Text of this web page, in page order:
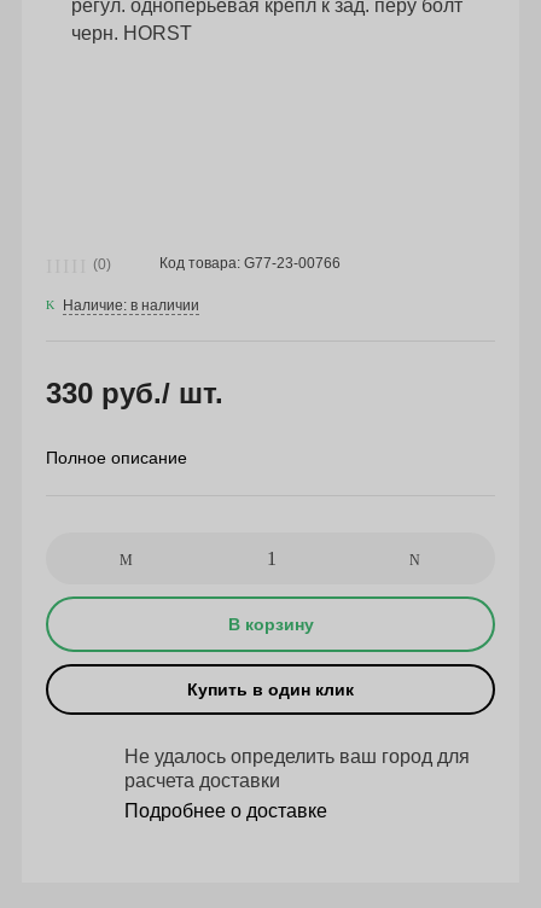
(0) Код товара: G77-23-00766
Наличие: в наличии
330 руб./ шт.
Полное описание
В корзину
Купить в один клик
Не удалось определить ваш город для
расчета доставки
Подробнее о доставке